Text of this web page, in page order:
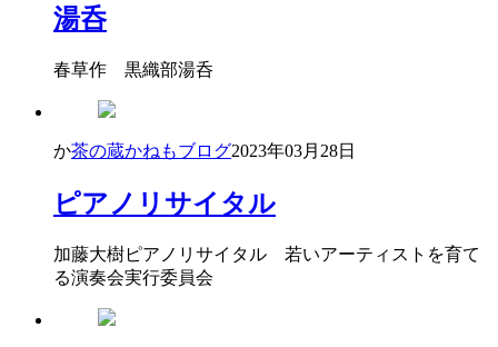
湯呑
春草作 黒織部湯呑
か茶の蔵かねもブログ2023年03月28日
ピアノリサイタル
加藤大樹ピアノリサイタル 若いアーティストを育て
る演奏会実行委員会